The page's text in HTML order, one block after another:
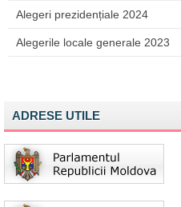
Alegeri prezidențiale 2024
Alegerile locale generale 2023
ADRESE UTILE